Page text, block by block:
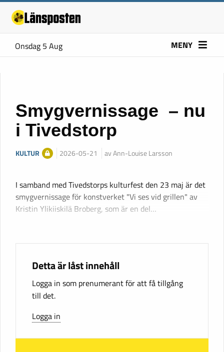
Onsdag 5 Aug MENY
Smygvernissage – nu
i Tivedstorp
KULTUR 2026-05-21 av Ann-Louise Larsson
I samband med Tivedstorps kulturfest den 23 maj är det
smygvernissage för konstverket "Vi ses vid grillen" av
Kristin Ylikiiskilä Broberg, som är en del…
Detta är låst innehåll
Logga in som prenumerant för att få tillgång
till det.
Logga in